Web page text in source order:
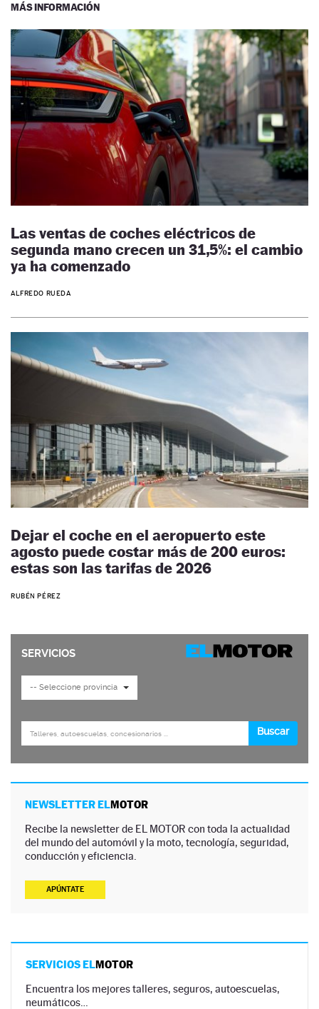
MÁS INFORMACIÓN
Las ventas de coches eléctricos de
segunda mano crecen un 31,5%: el cambio
ya ha comenzado
ALFREDO RUEDA
Dejar el coche en el aeropuerto este
agosto puede costar más de 200 euros:
estas son las tarifas de 2026
RUBÉN PÉREZ
NEWSLETTER ELMOTOR
Recibe la newsletter de EL MOTOR con toda la actualidad
del mundo del automóvil y la moto, tecnología, seguridad,
conducción y eficiencia.
APÚNTATE
SERVICIOS ELMOTOR
Encuentra los mejores talleres, seguros, autoescuelas,
neumáticos…